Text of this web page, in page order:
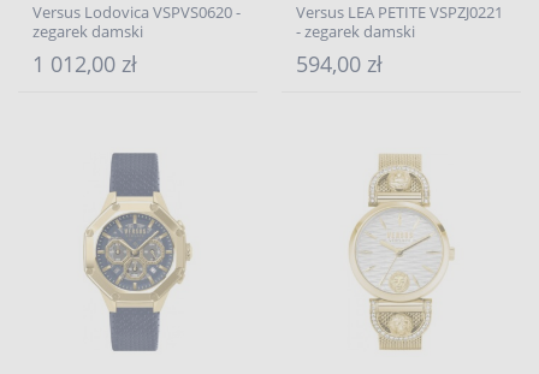
Versus Lodovica VSPVS0620 -
zegarek damski
1 012,00 zł
Versus LEA PETITE VSPZJ0221
- zegarek damski
594,00 zł